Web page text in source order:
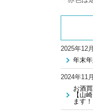
2025年12
年末
2024年11
お酒
【山
ます！